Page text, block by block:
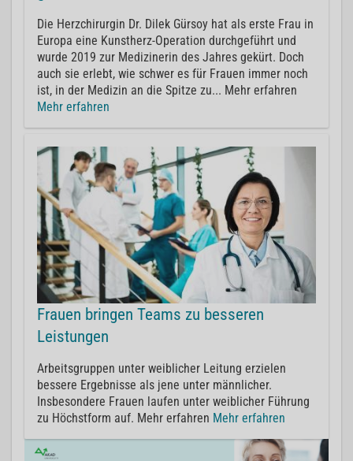
Die Herzchirurgin Dr. Dilek Gürsoy hat als erste Frau in
Europa eine Kunstherz-Operation durchgeführt und
wurde 2019 zur Medizinerin des Jahres gekürt. Doch
auch sie erlebt, wie schwer es für Frauen immer noch
ist, in der Medizin an die Spitze zu... Mehr erfahren
Mehr erfahren
Frauen bringen Teams zu besseren
Leistungen
Arbeitsgruppen unter weiblicher Leitung erzielen
bessere Ergebnisse als jene unter männlicher.
Insbesondere Frauen laufen unter weiblicher Führung
zu Höchstform auf. Mehr erfahren Mehr erfahren